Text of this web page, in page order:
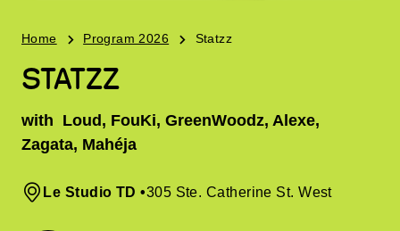
Home Program 2026 Statzz
STATZZ
with Loud, FouKi, GreenWoodz, Alexe,
Zagata, Mahéja
Le Studio TD •305 Ste. Catherine St. West